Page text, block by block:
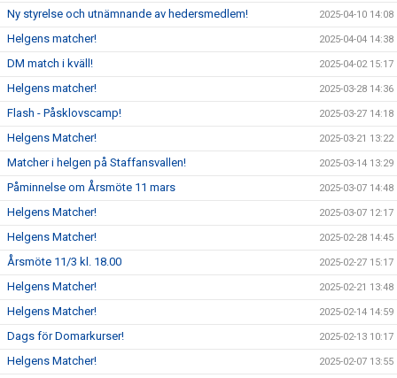
Ny styrelse och utnämnande av hedersmedlem! 2025-04-10 14:08
Helgens matcher! 2025-04-04 14:38
DM match i kväll! 2025-04-02 15:17
Helgens matcher! 2025-03-28 14:36
Flash - Påsklovscamp! 2025-03-27 14:18
Helgens Matcher! 2025-03-21 13:22
Matcher i helgen på Staffansvallen! 2025-03-14 13:29
Påminnelse om Årsmöte 11 mars 2025-03-07 14:48
Helgens Matcher! 2025-03-07 12:17
Helgens Matcher! 2025-02-28 14:45
Årsmöte 11/3 kl. 18.00 2025-02-27 15:17
Helgens Matcher! 2025-02-21 13:48
Helgens Matcher! 2025-02-14 14:59
Dags för Domarkurser! 2025-02-13 10:17
Helgens Matcher! 2025-02-07 13:55